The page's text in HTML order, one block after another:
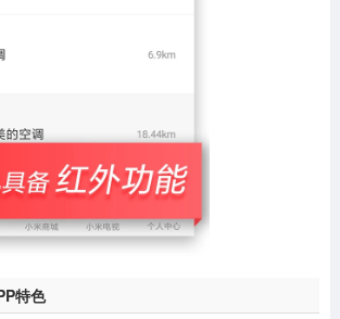
特色